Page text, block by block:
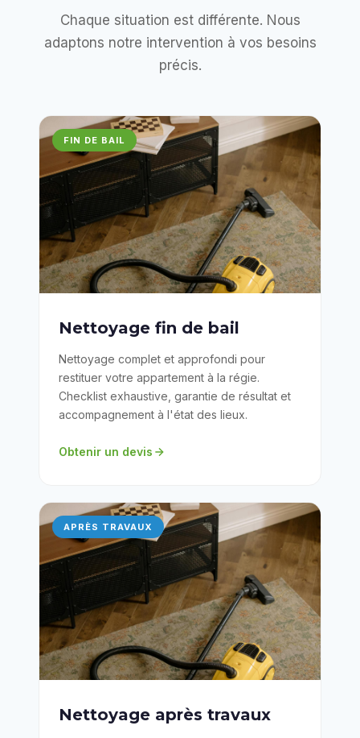
Chaque situation est différente. Nous
adaptons notre intervention à vos besoins
précis.
FIN DE BAIL
Nettoyage fin de bail
Nettoyage complet et approfondi pour
restituer votre appartement à la régie.
Checklist exhaustive, garantie de résultat et
accompagnement à l'état des lieux.
Obtenir un devis
APRÈS TRAVAUX
Nettoyage après travaux